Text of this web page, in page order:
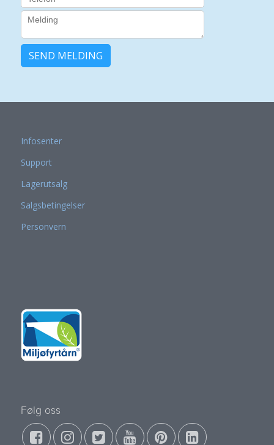
SEND MELDING
Infosenter
Support
Lagerutsalg
Salgsbetingelser
Personvern
Følg oss